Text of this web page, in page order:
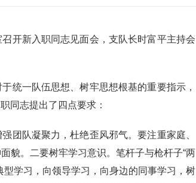
开新入职同志见面会，支队长时富平主持会
统一队伍思想、树牢思想根基的重要指示，
同志提出了四点要求：
团队凝聚力，杜绝歪风邪气。要注重家庭、
貌。二要树牢学习意识。笔杆子与枪杆子“两
学习，向领导学习，向身边的同事学习，树